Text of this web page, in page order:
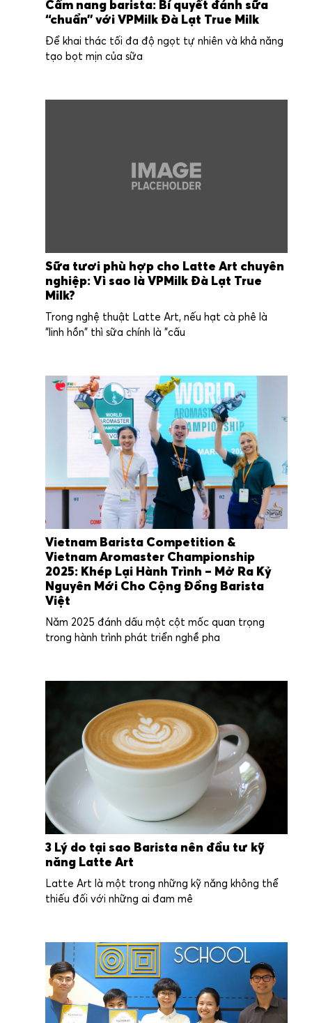
Cẩm nang barista: Bí quyết đánh sữa
“chuẩn” với VPMilk Đà Lạt True Milk
Để khai thác tối đa độ ngọt tự nhiên và khả năng
tạo bọt mịn của sữa
Sữa tươi phù hợp cho Latte Art chuyên
nghiệp: Vì sao là VPMilk Đà Lạt True
Milk?
Trong nghệ thuật Latte Art, nếu hạt cà phê là
"linh hồn" thì sữa chính là "cấu
Vietnam Barista Competition &
Vietnam Aromaster Championship
2025: Khép Lại Hành Trình – Mở Ra Kỷ
Nguyên Mới Cho Cộng Đồng Barista
Việt
Năm 2025 đánh dấu một cột mốc quan trọng
trong hành trình phát triển nghề pha
3 Lý do tại sao Barista nên đầu tư kỹ
năng Latte Art
Latte Art là một trong những kỹ năng không thể
thiếu đối với những ai đam mê